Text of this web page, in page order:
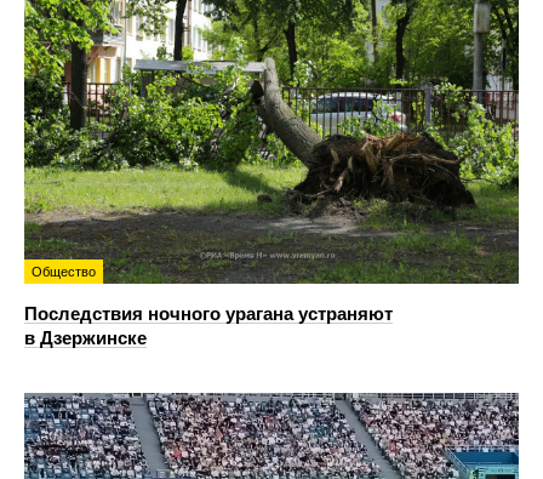
Общество
Последствия ночного урагана устраняют
в Дзержинске